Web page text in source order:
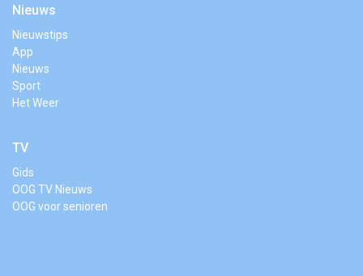
Nieuws
Nieuwstips
App
Nieuws
Sport
Het Weer
TV
Gids
OOG TV Nieuws
OOG voor senioren